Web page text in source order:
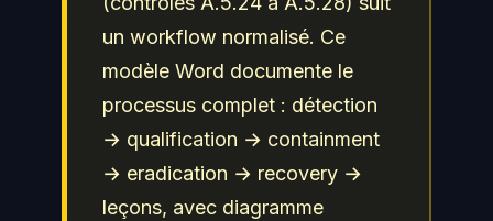
un workflow normalisé. Ce
modèle Word documente le
processus complet : détection
→ qualification → containment
→ eradication → recovery →
leçons, avec diagramme